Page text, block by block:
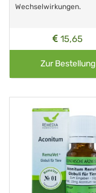
Wechselwirkungen.
15,65
Zur Bestellung